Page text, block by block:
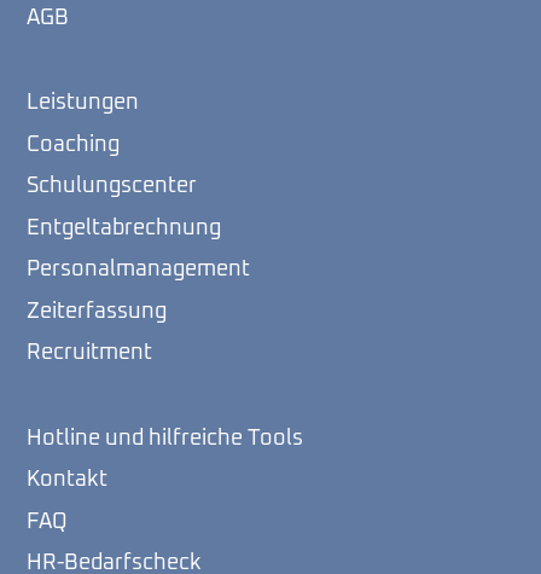
AGB
Leistungen
Coaching
Schulungscenter
Entgeltabrechnung
Personalmanagement
Zeiterfassung
Recruitment
Hotline und hilfreiche Tools
Kontakt
FAQ
HR-Bedarfscheck